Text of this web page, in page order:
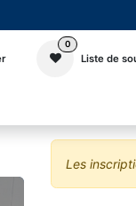
0
Liste de
Les